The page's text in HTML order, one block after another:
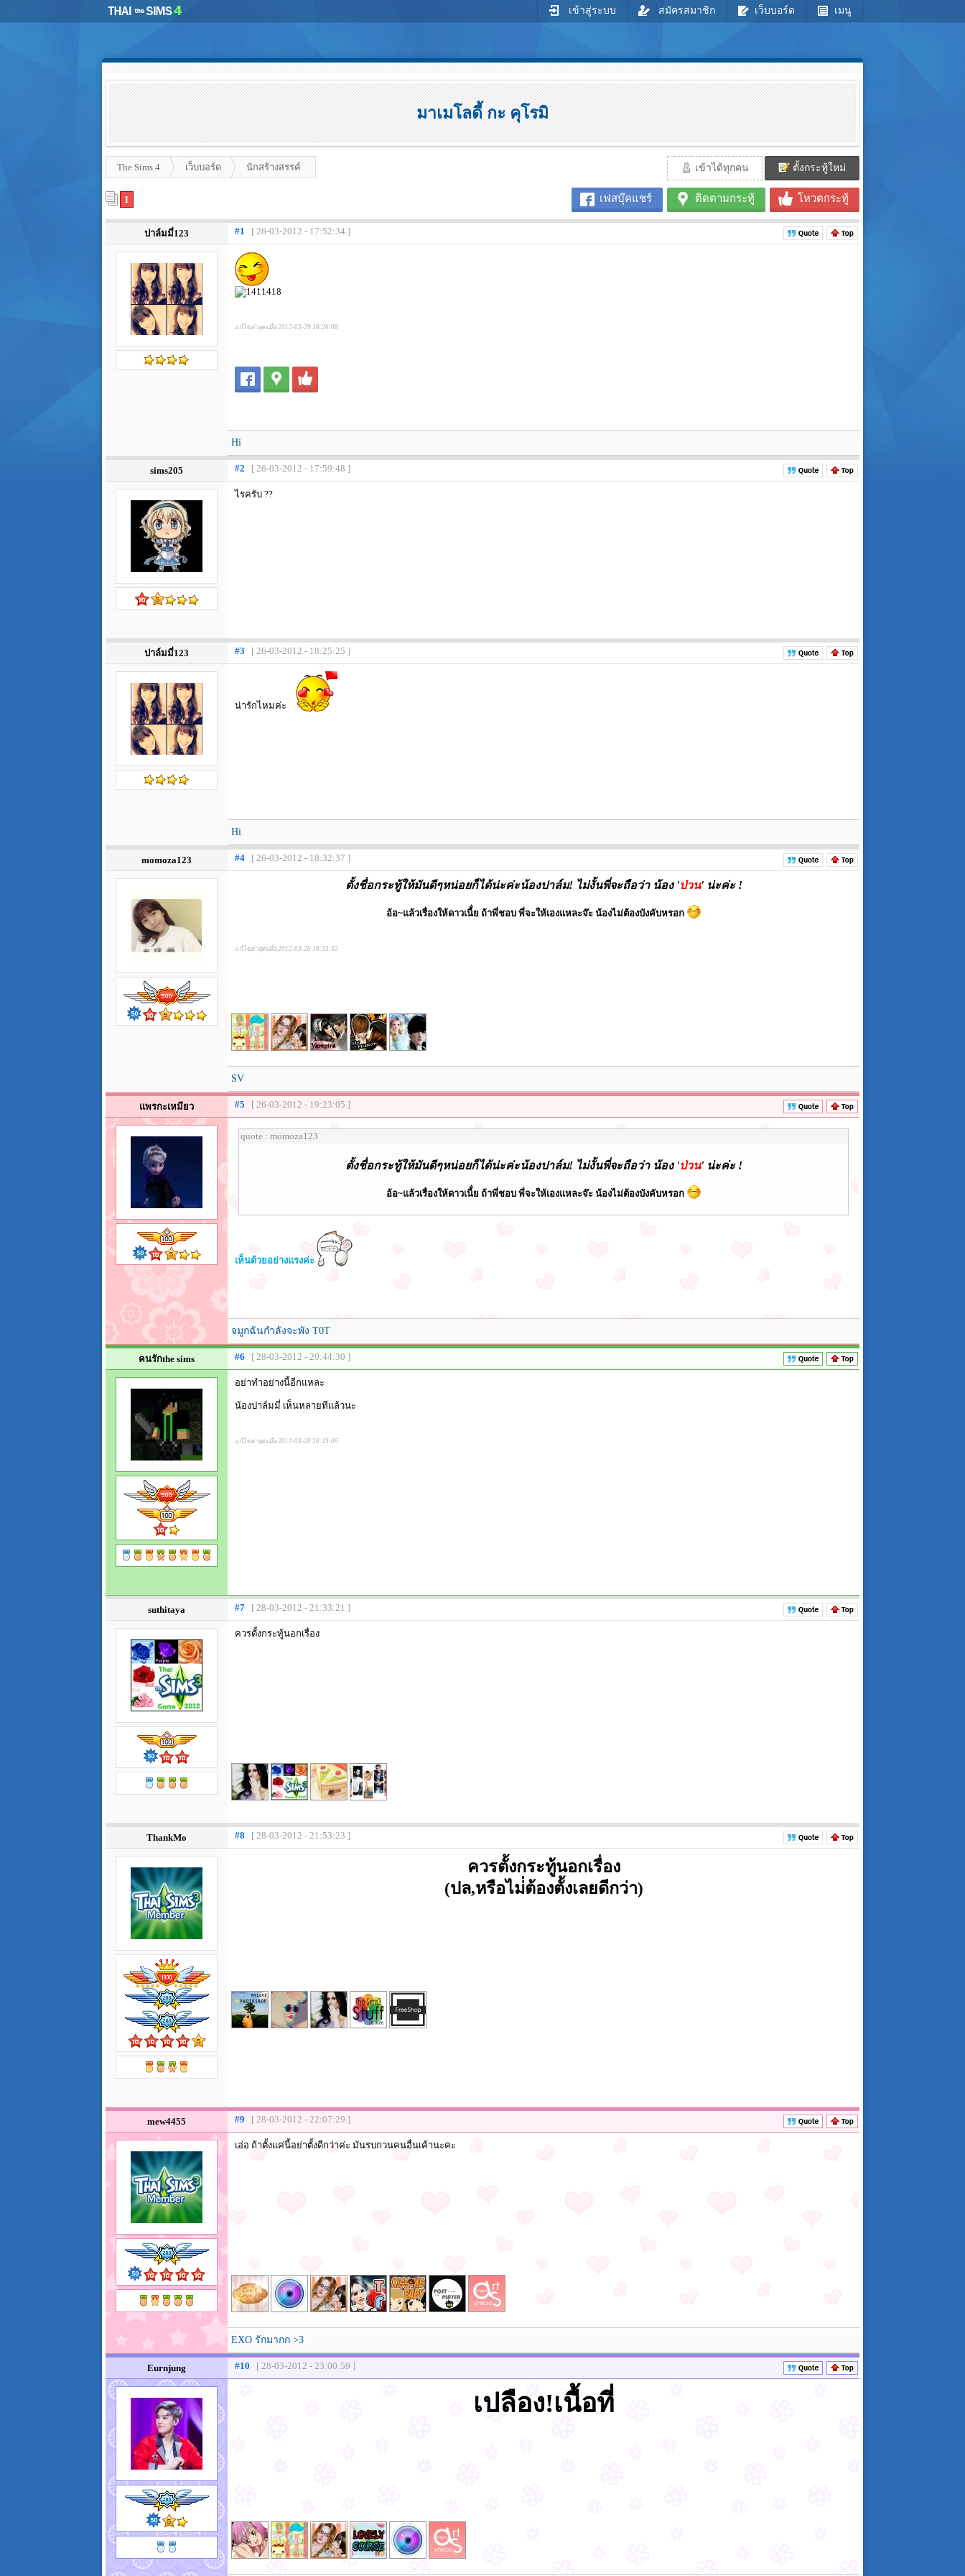
เข้าสู่ระบบ สมัครสมาชิก เว็บบอร์ด เมนู
มาเมโลดี้ กะ คุโรมิ
The Sims 4 เว็บบอร์ด นักสร้างสรรค์ เข้าได้ทุกคน ตั้งกระทู้ใหม่
เฟสบุ๊คแชร์ ติดตามกระทู้ โหวตกระทู้
1
ปาล์มมี่123 #1 [ 26-03-2012 - 17:52:34 ]
แก้ไขล่าสุดเมื่อ 2012-03-29 18:26:08
Hi
sims205 #2 [ 26-03-2012 - 17:59:48 ]
ไรครับ ??
ปาล์มมี่123 #3 [ 26-03-2012 - 18:25:25 ]
น่ารักไหมค่ะ
Hi
momoza123 #4 [ 26-03-2012 - 18:32:37 ]
ตั้งชื่อกระทู้ให้มันดีๆหน่อยก็ได้น่ะค่ะน้องปาล์ม! ไม่งั้นพี่จะถือว่า น้อง 'ป่วน' น่ะค่ะ !
อ้อ~แล้วเรื่องให้ดาวเนี้่ย ถ้าพี่ชอบ พี่จะให้เองแหละจ๊ะ น้องไม่ต้องบังคับหรอก
แก้ไขล่าสุดเมื่อ 2012-03-26 18:33:52
SV
แพรกะเหมียว #5 [ 26-03-2012 - 19:23:05 ]
quote : momoza123
ตั้งชื่อกระทู้ให้มันดีๆหน่อยก็ได้น่ะค่ะน้องปาล์ม! ไม่งั้นพี่จะถือว่า น้อง 'ป่วน' น่ะค่ะ !
อ้อ~แล้วเรื่องให้ดาวเนี้่ย ถ้าพี่ชอบ พี่จะให้เองแหละจ๊ะ น้องไม่ต้องบังคับหรอก
เห็นด้วยอย่างแรงค่ะ
จมูกฉันกำลังจะพัง T0T
คนรักthe sims #6 [ 28-03-2012 - 20:44:30 ]
อย่าทำอย่างนี้อีกแหละ
น้องปาล์มมี่ เห็นหลายทีแล้วนะ
แก้ไขล่าสุดเมื่อ 2012-03-28 20:49:06
suthitaya #7 [ 28-03-2012 - 21:33:21 ]
ควรตั้งกระทู้นอกเรื่อง
ThankMo #8 [ 28-03-2012 - 21:53:23 ]
ควรตั้งกระทู้นอกเรื่อง
(ปล,หรือไม่่ต้องตั้งเลยดีกว่า)
mew4455 #9 [ 28-03-2012 - 22:07:29 ]
เอ่อ ถ้าตั้งแค่นี้อย่าตั้งดีกว่าค่ะ มันรบกวนคนอื่นเค้านะคะ
EXO รักมากก >3
Eurnjung #10 [ 28-03-2012 - 23:00:59 ]
เปลือง!เนื้อที่